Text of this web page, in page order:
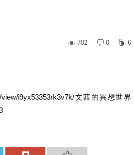
702
0 6
view/i9yx53353rk3v7k/文茜的異想世界